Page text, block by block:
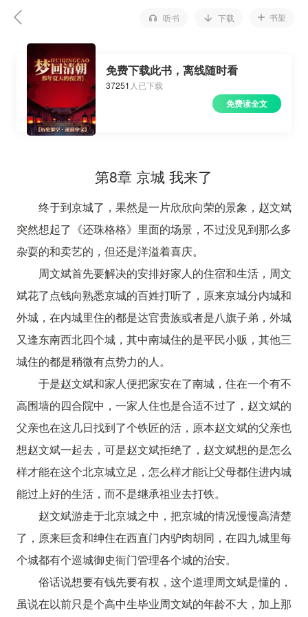
听书 下载 书架
免费下载此书，离线随时看
37251 人已下载
免费读全文
第8章 京城 我来了
终于到京城了，果然是一片欣欣向荣的景象，赵文斌
突然想起了《还珠格格》里面的场景，不过没见到那么多
杂耍的和卖艺的，但还是洋溢着喜庆。
周文斌首先要解决的安排好家人的住宿和生活，周文
斌花了点钱向熟悉京城的百姓打听了，原来京城分内城和
外城，在内城里住的都是达官贵族或者是八旗子弟，外城
又逢东南西北四个城，其中南城住的是平民小贩，其他三
城住的都是稍微有点势力的人。
于是赵文斌和家人便把家安在了南城，住在一个有不
高围墙的四合院中，一家人住也是合适不过了，赵文斌的
父亲也在这几日找到了个铁匠的活，原本赵文斌的父亲也
想赵文斌一起去，可是赵文斌拒绝了，赵文斌想的是怎么
样才能在这个北京城立足，怎么样才能让父母都住进内城
能过上好的生活，而不是继承祖业去打铁。
赵文斌游走于北京城之中，把京城的情况慢慢高清楚
了，原来巨贪和绅住在西直门内驴肉胡同，在四九城里每
个城都有个巡城御史衙门管理各个城的治安。
俗话说想要有钱先要有权，这个道理周文斌是懂的，
虽说在以前只是个高中生毕业周文斌的年龄不大，加上那